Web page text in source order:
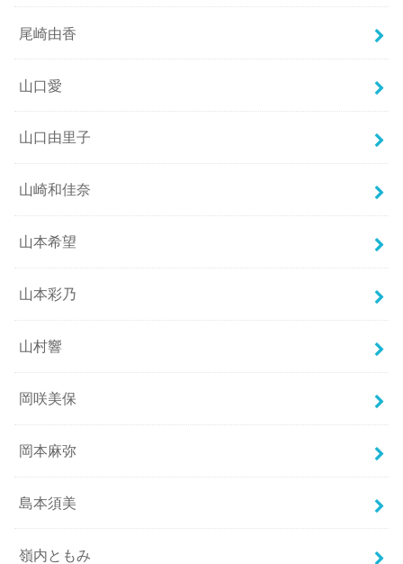
尾崎由香
山口愛
山口由里子
山崎和佳奈
山本希望
山本彩乃
山村響
岡咲美保
岡本麻弥
島本須美
嶺内ともみ